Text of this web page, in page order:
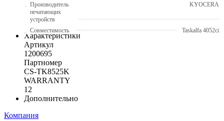
Производитель
печатающих
устройств
KYOCERA
Совместимость Taskalfa 4052ci
Характеристики
Артикул
1200695
Партномер
CS-TK8525K
WARRANTY
12
Дополнительно
Компания